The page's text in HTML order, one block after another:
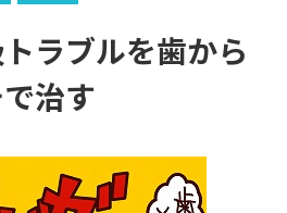
ら請求
大学入学共通テスト利用選抜の
募集要項＆願書
ラブルを歯から
治す